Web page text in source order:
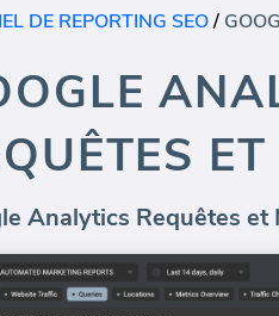
DE REPORTING SEO/
Analytics Requêtes et